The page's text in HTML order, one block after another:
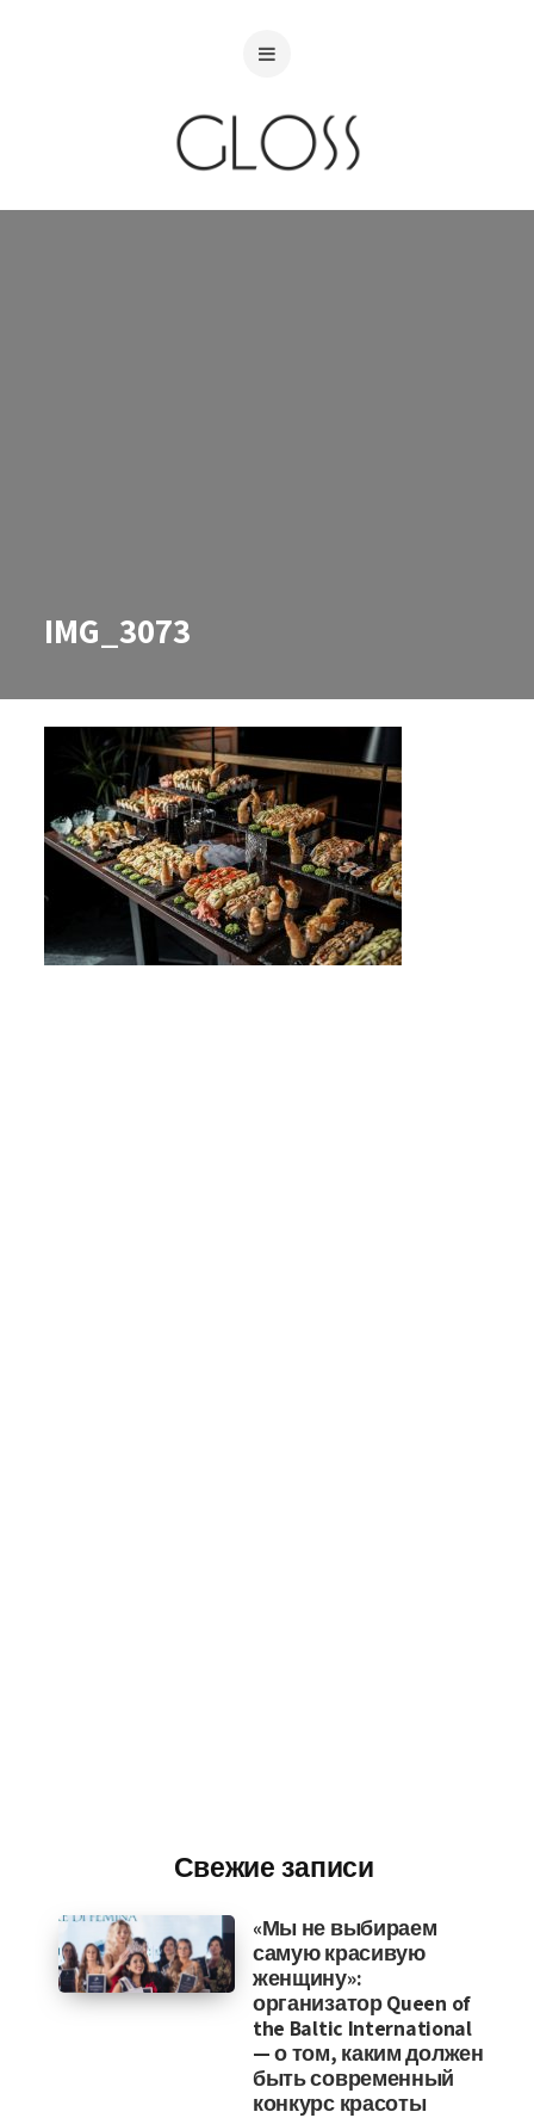
IMG_3073
IMG_3073
Свежие записи
«Мы не выбираем
самую красивую
женщину»:
организатор Queen of
the Baltic International
— о том, каким должен
быть современный
конкурс красоты